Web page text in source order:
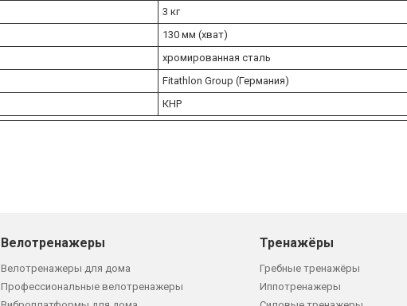
3 кг
130 мм (хват)
хромированная сталь
Fitathlon Group (Германия)
КНР
Велотренажеры
Велотренажеры для дома
Профессиональные велотренажеры
Тренажёры
Гребные тренажёры
Иппотренажеры